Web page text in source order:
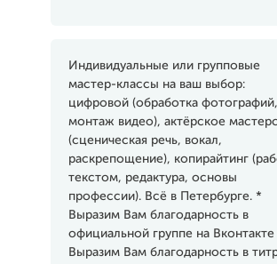
Индивидуальные или групповые
мастер-классы на ваш выбор:
цифровой (обработка фотографий,
монтаж видео), актёрское
(сценическая речь, вокал,
раскрепощение), копирайтинг
текстом, редактура, основы
профессии). Всё в Петербурге. *
Выразим Вам благодарность в
официальной группе на Вконтакте
Выразим Вам благодарность в